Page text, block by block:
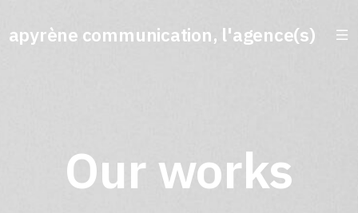
apyrène communication, l'agence(s)
Our works